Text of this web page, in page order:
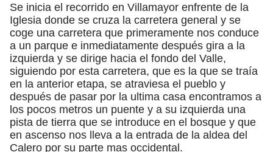
Se inicia el recorrido en Villamayor enfrente de la
Iglesia donde se cruza la carretera general y se
coge una carretera que primeramente nos conduce
a un parque e inmediatamente después gira a la
izquierda y se dirige hacia el fondo del Valle,
siguiendo por esta carretera, que es la que se traía
en la anterior etapa, se atraviesa el pueblo y
después de pasar por la ultima casa encontramos a
los pocos metros un puente y a su izquierda una
pista de tierra que se introduce en el bosque y que
en ascenso nos lleva a la entrada de la aldea del
Calero por su parte mas occidental.